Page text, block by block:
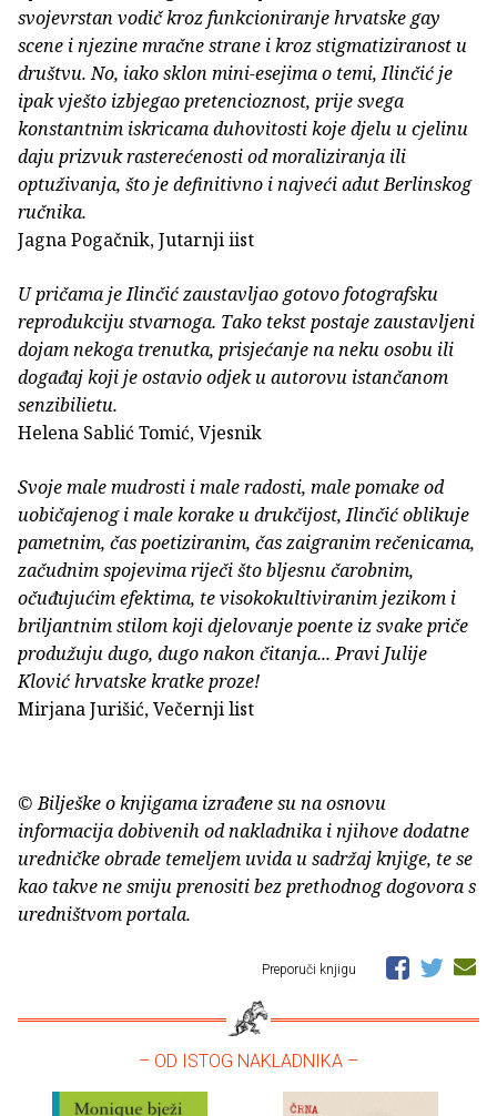
svojevrstan vodič kroz funkcioniranje hrvatske gay
scene i njezine mračne strane i kroz stigmatiziranost u
društvu. No, iako sklon mini-esejima o temi, Ilinčić je
ipak vješto izbjegao pretencioznost, prije svega
konstantnim iskricama duhovitosti koje djelu u cjelinu
daju prizvuk rasterećenosti od moraliziranja ili
optuživanja, što je definitivno i najveći adut Berlinskog
ručnika.
Jagna Pogačnik, Jutarnji iist
U pričama je Ilinčić zaustavljao gotovo fotografsku
reprodukciju stvarnoga. Tako tekst postaje zaustavljeni
dojam nekoga trenutka, prisjećanje na neku osobu ili
događaj koji je ostavio odjek u autorovu istančanom
senzibilietu.
Helena Sablić Tomić, Vjesnik
Svoje male mudrosti i male radosti, male pomake od
uobičajenog i male korake u drukčijost, Ilinčić oblikuje
pametnim, čas poetiziranim, čas zaigranim rečenicama,
začudnim spojevima riječi što bljesnu čarobnim,
očuđujućim efektima, te visokokultiviranim jezikom i
briljantnim stilom koji djelovanje poente iz svake priče
produžuju dugo, dugo nakon čitanja... Pravi Julije
Klović hrvatske kratke proze!
Mirjana Jurišić, Večernji list
© Bilješke o knjigama izrađene su na osnovu
informacija dobivenih od nakladnika i njihove dodatne
uredničke obrade temeljem uvida u sadržaj knjige, te se
kao takve ne smiju prenositi bez prethodnog dogovora s
uredništvom portala.
Preporuči knjigu
– OD ISTOG NAKLADNIKA –